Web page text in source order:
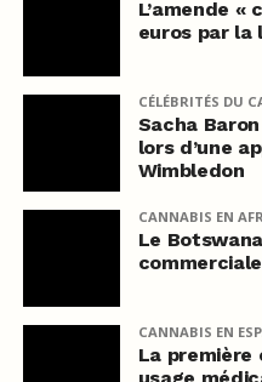
L’amende «
euros par la
CÉLÉBRITÉS DU
Sacha
lors d’une
Wimbledon
CANNABIS EN
Le
CANNABIS EN
La première